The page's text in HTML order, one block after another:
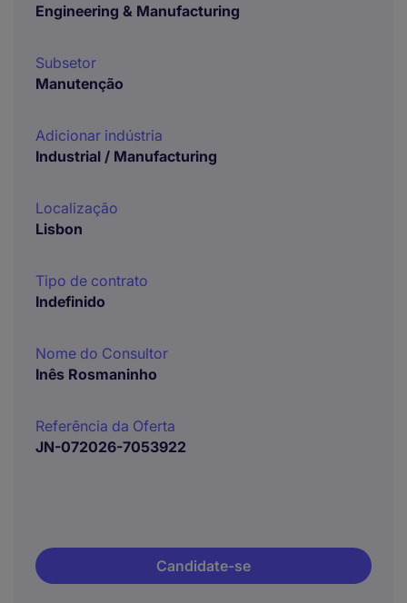
Engineering & Manufacturing
Subsetor
Manutenção
Adicionar indústria
Industrial / Manufacturing
Localização
Lisbon
Tipo de contrato
Indefinido
Nome do Consultor
Inês Rosmaninho
Referência da Oferta
JN-072026-7053922
Candidate-se